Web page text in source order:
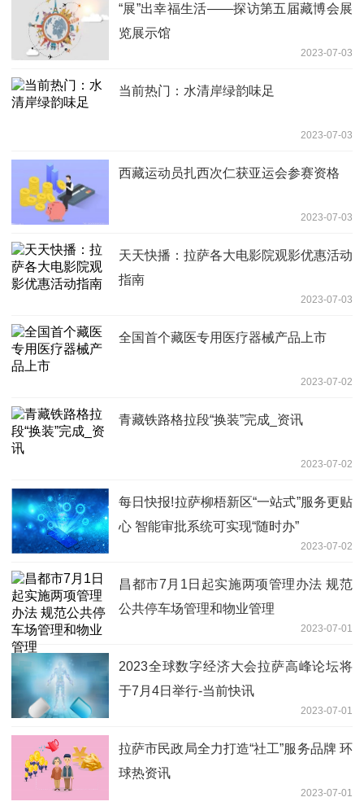
“展”出幸福生活——探访第五届藏博会展
览展示馆
2023-07-03
当前热门：水清岸绿韵味足
2023-07-03
西藏运动员扎西次仁获亚运会参赛资格
2023-07-03
天天快播：拉萨各大电影院观影优惠活动
指南
2023-07-03
全国首个藏医专用医疗器械产品上市
2023-07-02
青藏铁路格拉段“换装”完成_资讯
2023-07-02
每日快报!拉萨柳梧新区“一站式”服务更贴
心 智能审批系统可实现“随时办”
2023-07-02
昌都市7月1日起实施两项管理办法 规范
公共停车场管理和物业管理
2023-07-01
2023全球数字经济大会拉萨高峰论坛将
于7月4日举行-当前快讯
2023-07-01
拉萨市民政局全力打造“社工”服务品牌 环
球热资讯
2023-07-01